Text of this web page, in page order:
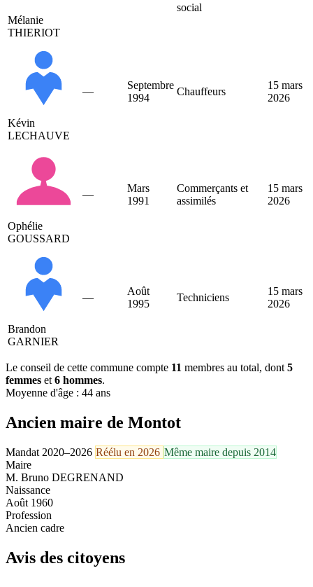
Mélanie
THIERIOT
social
Kévin
LECHAUVE
—
Septembre
1994
Chauffeurs
15 mars
2026
Ophélie
GOUSSARD
—
Mars
1991
Commerçants et
assimilés
15 mars
2026
Brandon
GARNIER
—
Août
1995
Techniciens
15 mars
2026
Le conseil de cette commune compte 11 membres au total, dont 5
femmes et 6 hommes.
Moyenne d'âge : 44 ans
Ancien maire de Montot
Mandat 2020–2026 Réélu en 2026 Même maire depuis 2014
Maire
M. Bruno DEGRENAND
Naissance
Août 1960
Profession
Ancien cadre
Avis des citoyens